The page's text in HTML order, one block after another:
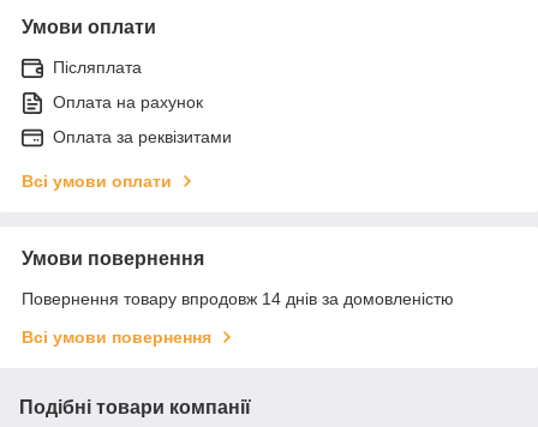
Умови оплати
Післяплата
Оплата на рахунок
Оплата за реквізитами
Всі умови оплати
Умови повернення
Повернення товару впродовж 14 днів за домовленістю
Всі умови повернення
Подібні товари компанії